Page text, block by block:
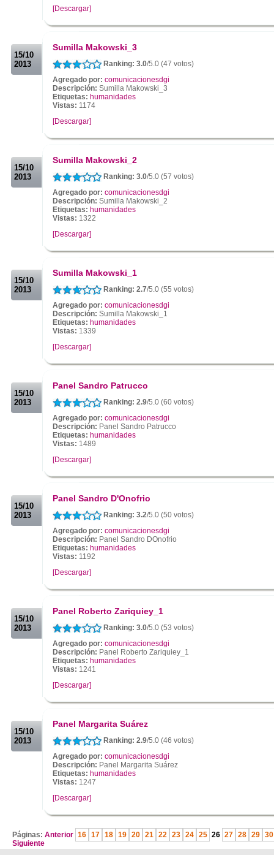
[Descargar]
15/10
2013
Sumilla Makowski_3
Ranking: 3.0/5.0 (47 votos)
Agregado por: comunicacionesdgi
Descripción: Sumilla Makowski_3
Etiquetas: humanidades
Vistas: 1174
[Descargar]
15/10
2013
Sumilla Makowski_2
Ranking: 3.0/5.0 (57 votos)
Agregado por: comunicacionesdgi
Descripción: Sumilla Makowski_2
Etiquetas: humanidades
Vistas: 1322
[Descargar]
15/10
2013
Sumilla Makowski_1
Ranking: 2.7/5.0 (55 votos)
Agregado por: comunicacionesdgi
Descripción: Sumilla Makowski_1
Etiquetas: humanidades
Vistas: 1339
[Descargar]
15/10
2013
Panel Sandro Patrucco
Ranking: 2.9/5.0 (60 votos)
Agregado por: comunicacionesdgi
Descripción: Panel Sandro Patrucco
Etiquetas: humanidades
Vistas: 1489
[Descargar]
15/10
2013
Panel Sandro D'Onofrio
Ranking: 3.2/5.0 (50 votos)
Agregado por: comunicacionesdgi
Descripción: Panel Sandro DOnofrio
Etiquetas: humanidades
Vistas: 1192
[Descargar]
15/10
2013
Panel Roberto Zariquiey_1
Ranking: 3.0/5.0 (53 votos)
Agregado por: comunicacionesdgi
Descripción: Panel Roberto Zariquiey_1
Etiquetas: humanidades
Vistas: 1241
[Descargar]
15/10
2013
Panel Margarita Suárez
Ranking: 2.9/5.0 (46 votos)
Agregado por: comunicacionesdgi
Descripción: Panel Margarita Suárez
Etiquetas: humanidades
Vistas: 1247
[Descargar]
Páginas: Anterior 16 17 18 19 20 21 22 23 24 25 26 27 28 29 30
Siguiente